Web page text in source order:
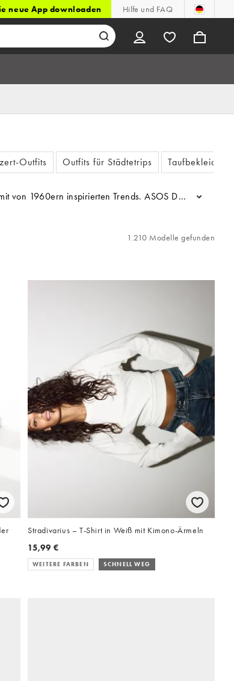
neue App downloaden Hilfe und FAQ
Outfits Outfits für Städtetrips
1960ern inspirierten Trends. ASOS DESIGN
...
1.210 Modelle gefunden
Stradivarius – T-Shirt in Weiß mit Kimono-Ärmeln
15,99 €
WEITERE FARBEN SCHNELL WEG